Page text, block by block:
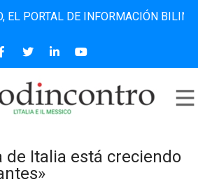
DE INFORMACIÓN BILINGÜE
de Italia está creciendo